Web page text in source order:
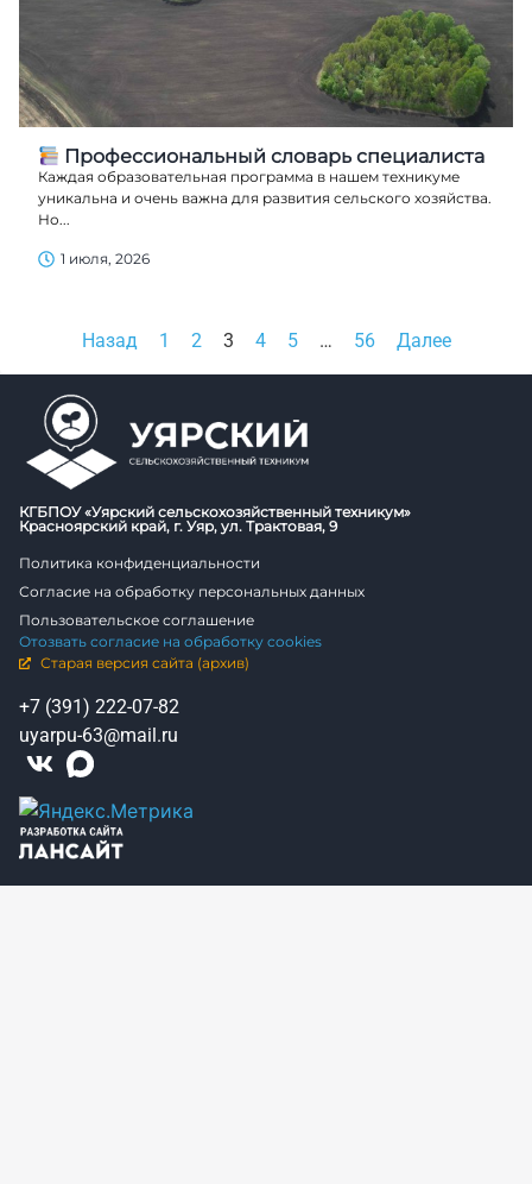
Профессиональный словарь специалиста
Каждая образовательная программа в нашем техникуме
уникальна и очень важна для развития сельского хозяйства.
Но...
1 июля, 2026
Назад 1 2 3 4 5 … 56 Далее
КГБПОУ «Уярский сельскохозяйственный техникум»
Красноярский край, г. Уяр, ул. Трактовая, 9
Политика конфиденциальности
Согласие на обработку персональных данных
Пользовательское соглашение
Отозвать согласие на обработку cookies
Старая версия сайта (архив)
+7 (391) 222-07-82
uyarpu-63@mail.ru